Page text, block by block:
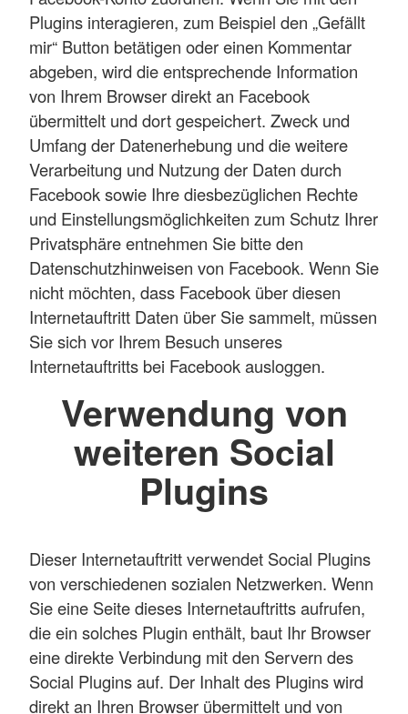
Plugins interagieren, zum Beispiel den „Gefällt
mir“ Button betätigen oder einen Kommentar
abgeben, wird die entsprechende Information
von Ihrem Browser direkt an Facebook
übermittelt und dort gespeichert. Zweck und
Umfang der Datenerhebung und die weitere
Verarbeitung und Nutzung der Daten durch
Facebook sowie Ihre diesbezüglichen Rechte
und Einstellungsmöglichkeiten zum Schutz Ihrer
Privatsphäre entnehmen Sie bitte den
Datenschutzhinweisen von Facebook. Wenn Sie
nicht möchten, dass Facebook über diesen
Internetauftritt Daten über Sie sammelt, müssen
Sie sich vor Ihrem Besuch unseres
Internetauftritts bei Facebook ausloggen.
Verwendung von
weiteren Social
Plugins
Dieser Internetauftritt verwendet Social Plugins
von verschiedenen sozialen Netzwerken. Wenn
Sie eine Seite dieses Internetauftritts aufrufen,
die ein solches Plugin enthält, baut Ihr Browser
eine direkte Verbindung mit den Servern des
Social Plugins auf. Der Inhalt des Plugins wird
direkt an Ihren Browser übermittelt und von